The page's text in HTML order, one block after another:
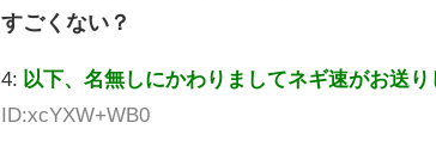
すごくない？
4: 以下、名無しにかわりましてネギ速がお送り
ID:xcYXW+WB0